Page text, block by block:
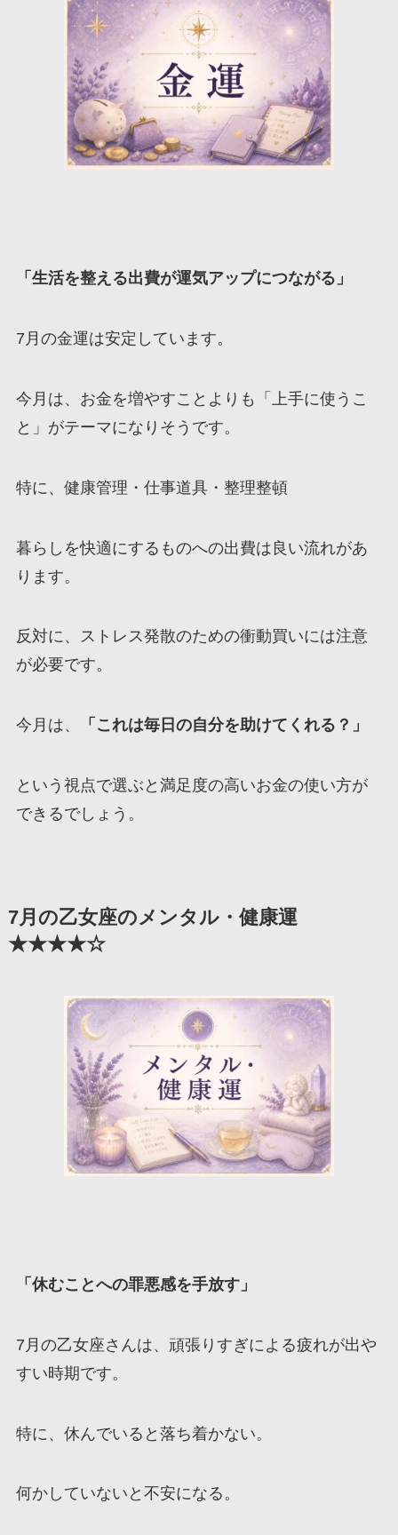
「生活を整える出費が運気アップにつながる」
7月の金運は安定しています。
今月は、お金を増やすことよりも「上手に使うこ
と」がテーマになりそうです。
特に、健康管理・仕事道具・整理整頓
暮らしを快適にするものへの出費は良い流れがあ
ります。
反対に、ストレス発散のための衝動買いには注意
が必要です。
今月は、 「これは毎日の自分を助けてくれる？」
という視点で選ぶと満足度の高いお金の使い方が
できるでしょう。
7月の乙女座のメンタル・健康運
★★★★☆
「休むことへの罪悪感を手放す」
7月の乙女座さんは、頑張りすぎによる疲れが出や
すい時期です。
特に、休んでいると落ち着かない。
何かしていないと不安になる。